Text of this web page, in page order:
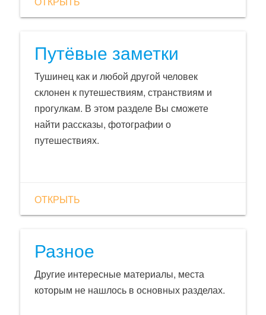
Путёвые заметки
Тушинец как и любой другой человек
склонен к путешествиям, странствиям и
прогулкам. В этом разделе Вы сможете
найти рассказы, фотографии о
путешествиях.
ОТКРЫТЬ
Разное
Другие интересные материалы, места
которым не нашлось в основных разделах.